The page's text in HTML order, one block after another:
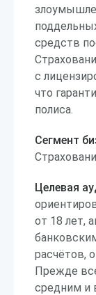
средств
с
что
полиса.
Сегмент
Целевая
от 18 лет,
расчётов,
Прежде
средним и